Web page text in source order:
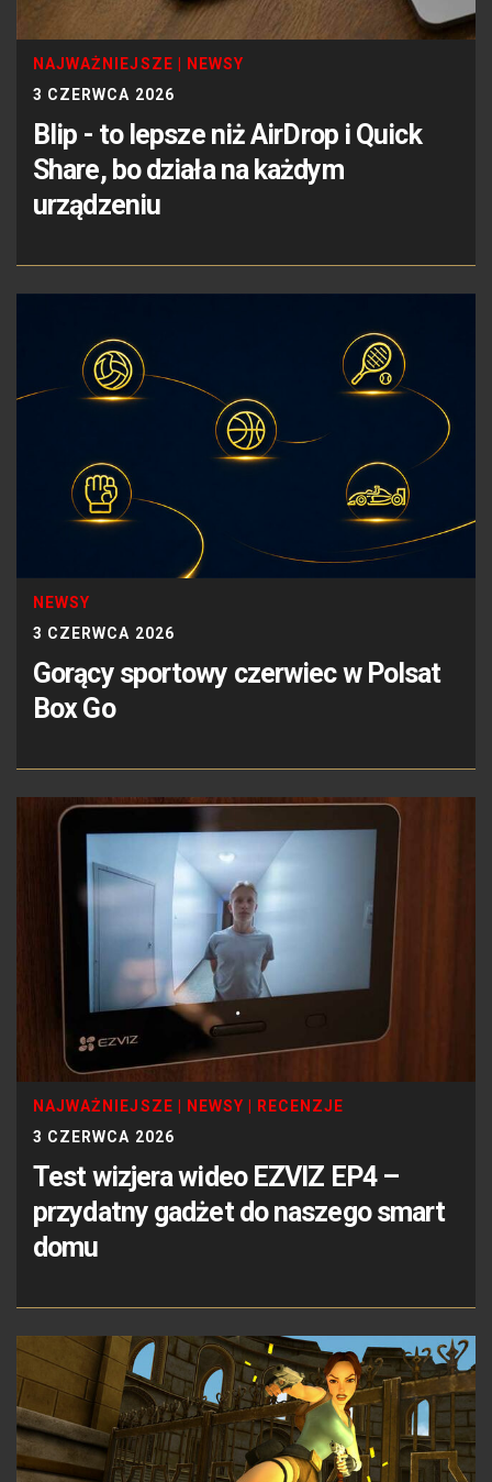
NAJWAŻNIEJSZE
NEWSY
3 CZERWCA 2026
Blip - to lepsze niż AirDrop i Quick
Share, bo działa na każdym
urządzeniu
NEWSY
3 CZERWCA 2026
Gorący sportowy czerwiec w Polsat
Box Go
NAJWAŻNIEJSZE NEWSY
RECENZJE
3 CZERWCA 2026
Test wizjera wideo EZVIZ EP4 –
przydatny gadżet do naszego smart
domu